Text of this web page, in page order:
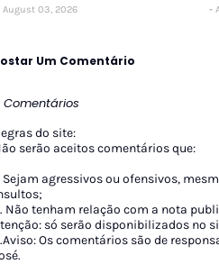
August 03, 2026
Um Comentário
Comentários
do site:
serão aceitos comentários que:
Sejam agressivos ou ofensivos,
Não tenham relação com a nota
só serão disponibilizados no
Os comentários são de